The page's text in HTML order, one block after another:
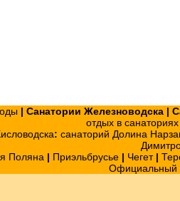
| Санатории Железноводска |
отдых в
: санаторий Долина
Поляна | Приэльбрусье| Чегет|
Официальный